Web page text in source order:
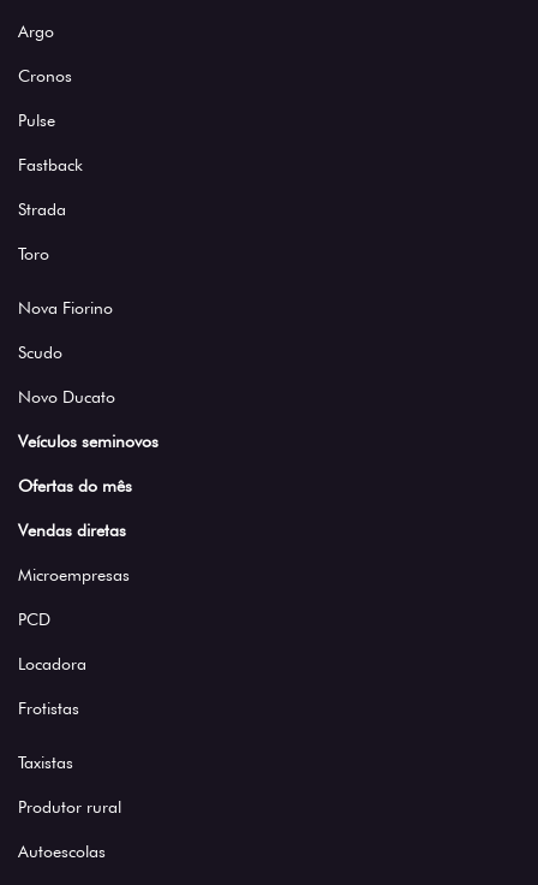
Argo
Cronos
Pulse
Fastback
Strada
Toro
Nova Fiorino
Scudo
Novo Ducato
Veículos seminovos
Ofertas do mês
Vendas diretas
Microempresas
PCD
Locadora
Frotistas
Taxistas
Produtor rural
Autoescolas